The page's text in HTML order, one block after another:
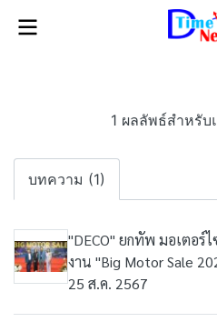
1 ผลลัพธ์สำหรับ
บทความ (1)
"DECO" ยกทัพ มอเตอร์
งาน "Big Motor Sale
25 ส.ค. 2567